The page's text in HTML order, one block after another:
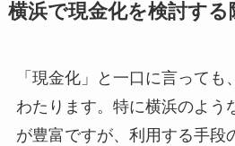
横浜で現金化を検討する
「現金化」と一口に言って
わたります。特に横浜のよう
が豊富ですが、利用する手段